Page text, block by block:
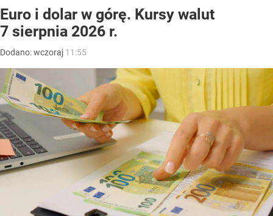
Euro i dolar w górę. Kursy walut
7 sierpnia 2026 r.
Dodano:wczoraj 11:55